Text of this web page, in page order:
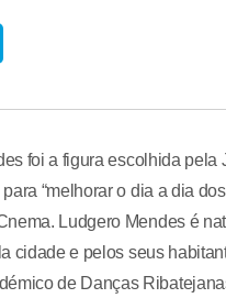
foi a figura escolhida
“melhorar o dia a dia
Ludgero Mendes é
cidade e pelos seus
de Danças